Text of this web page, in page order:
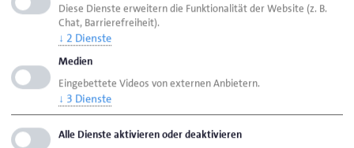
Seite empfehlen
Seite drucken
Seite aktualisiert am 12. Juni 2026
HWK Bremen
Termine & Veranstaltungen
Diese Dienste erweitern die Funktionalität der Website (z. B.
Chat, Barrierefreiheit).
↓ 2 Dienste
Medien
Eingebettete Videos von externen Anbietern.
↓ 3 Dienste
Alle Dienste aktivieren oder deaktivieren